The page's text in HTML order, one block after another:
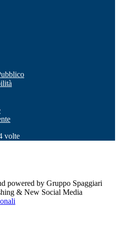
volte
powered by Gruppo Spaggiari
& New Social Media